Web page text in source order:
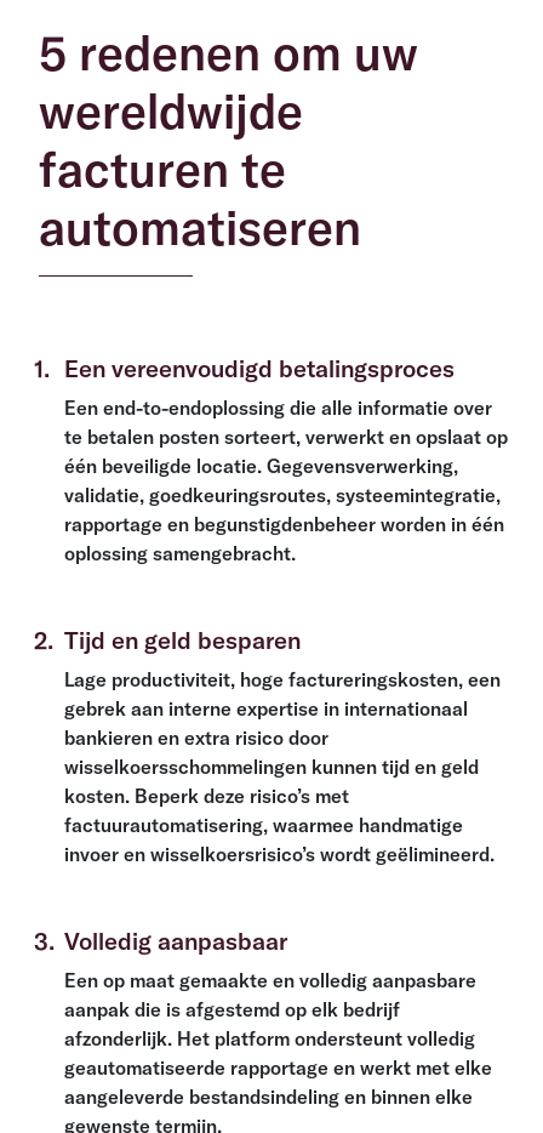
5 redenen om uw
wereldwijde
facturen te
automatiseren
1. Een vereenvoudigd betalingsproces
Een end-to-endoplossing die alle informatie over
te betalen posten sorteert, verwerkt en opslaat op
één beveiligde locatie. Gegevensverwerking,
validatie, goedkeuringsroutes, systeemintegratie,
rapportage en begunstigdenbeheer worden in één
oplossing samengebracht.
2. Tijd en geld besparen
Lage productiviteit, hoge factureringskosten, een
gebrek aan interne expertise in internationaal
bankieren en extra risico door
wisselkoersschommelingen kunnen tijd en geld
kosten. Beperk deze risico’s met
factuurautomatisering, waarmee handmatige
invoer en wisselkoersrisico’s wordt geëlimineerd.
3. Volledig aanpasbaar
Een op maat gemaakte en volledig aanpasbare
aanpak die is afgestemd op elk bedrijf
afzonderlijk. Het platform ondersteunt volledig
geautomatiseerde rapportage en werkt met elke
aangeleverde bestandsindeling en binnen elke
gewenste termijn.